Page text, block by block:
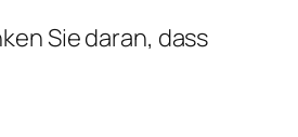
Sie daran, dass